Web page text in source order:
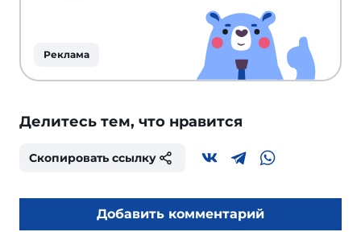
Реклама
Делитесь тем, что нравится
Скопировать ссылку
Добавить комментарий